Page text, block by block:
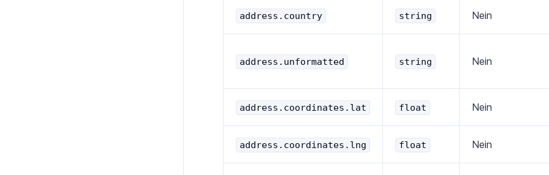
address.country string Nein
address.unformatted string Nein
address.coordinates.lat float Nein
address.coordinates.lng float Nein